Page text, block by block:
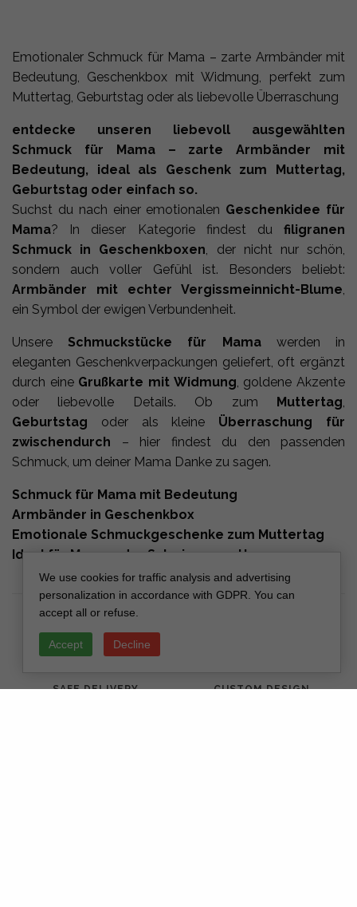
Emotionaler Schmuck für Mama – zarte Armbänder mit
Bedeutung, Geschenkbox mit Widmung, perfekt zum
Muttertag, Geburtstag oder als liebevolle Überraschung
entdecke unseren liebevoll ausgewählten
Schmuck für Mama – zarte Armbänder mit
Bedeutung, ideal als Geschenk zum Muttertag,
Geburtstag oder einfach so.
Suchst du nach einer emotionalen Geschenkidee für
Mama? In dieser Kategorie findest du filigranen
Schmuck in Geschenkboxen, der nicht nur schön,
sondern auch voller Gefühl ist. Besonders beliebt:
Armbänder mit echter Vergissmeinnicht-Blume,
ein Symbol der ewigen Verbundenheit.
Unsere Schmuckstücke für Mamawerden in
eleganten Geschenkverpackungen geliefert, oft ergänzt
durch eine Grußkarte mit Widmung, goldene Akzente
oder liebevolle Details. Ob zum Muttertag,
Geburtstag oder als kleine Überraschung für
zwischendurch – hier findest du den passenden
Schmuck, um deiner Mama Danke zu sagen.
Schmuck für Mama mit Bedeutung
Armbänder in Geschenkbox
Emotionale Schmuckgeschenke zum Muttertag
Ideal für Mama oder Schwiegermutter
SAFE DELIVERY CUSTOM DESIGN
We use cookies for traffic analysis and advertising
personalization in accordance with GDPR. You can
accept all or refuse.
Accept Decline